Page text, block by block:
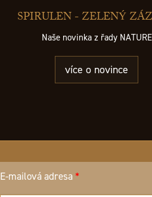
SPIRULEN - ZELENÝ
Naše novinka z řady NATURE
více o novince
E-mailová adresa